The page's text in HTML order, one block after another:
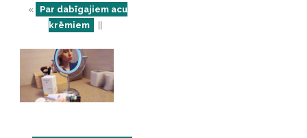
«
Par dabīgajiem acu
krēmiem